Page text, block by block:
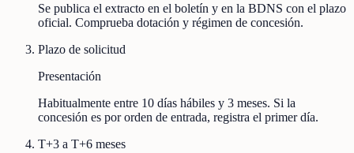
Se publica el extracto en el boletín y en la BDNS con el plazo
oficial. Comprueba dotación y régimen de concesión.
Plazo de solicitud
Presentación
Habitualmente entre 10 días hábiles y 3 meses. Si la
concesión es por orden de entrada, registra el primer día.
T+3 a T+6 meses